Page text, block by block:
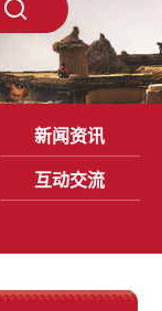
新闻资讯
互动交流